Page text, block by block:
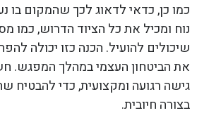
כמו כן, כדאי לדאוג לכך שהמקום בו
נוח ומכיל את כל הציוד הדרוש, כמו
שיכולים להועיל. הכנה כזו יכולה
את הביטחון העצמי במהלך המפגש.
גישה רגועה ומקצועית, כדי להבטיח
בצורה חיובית.